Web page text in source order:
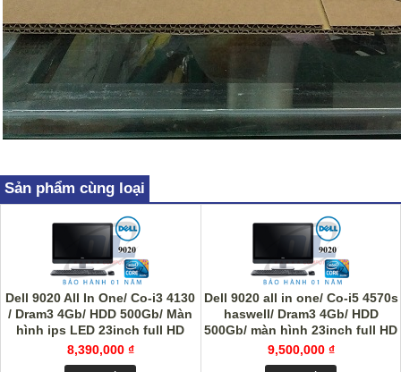
Sản phẩm cùng loại
Dell 9020 All In One/ Co-i3 4130
/ Dram3 4Gb/ HDD 500Gb/ Màn
hình ips LED 23inch full HD
8,390,000 ₫
Dell 9020 all in one/ Co-i5 4570s
haswell/ Dram3 4Gb/ HDD
500Gb/ màn hình 23inch full HD
9,500,000 ₫